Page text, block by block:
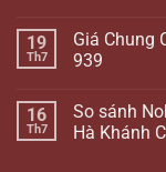
19
Th7
Giá Chung
939
16
Th7
So sánh
Hà Khánh